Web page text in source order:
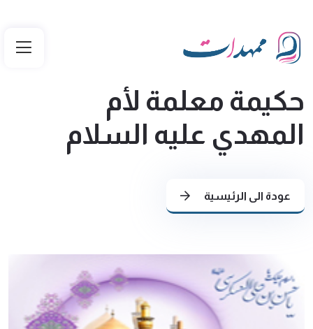
حكيمة معلمة لأم
المهدي عليه السلام
عودة الى الرئيسية